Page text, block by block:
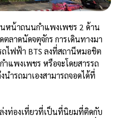
หน้าถนนกำแพงเพชร 2 ด้าน
ลาดนัดจตุจักร การเดินทางมา
ถไฟฟ้า BTS ลงที่สถานีหมอชิต
แพงเพชร หรือจะโดยสารรถ
ำรถมาเองสามารถจอดได้ที่
งท่องเที่ยวที่เป็นที่นิยมที่ติดกับ